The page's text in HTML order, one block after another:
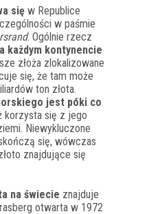
się w Republice
w paśmie
. Ogólnie rzecz
każdym kontynencie
złoża zlokalizowane
się, że tam może
ton złota.
jest póki co
korzysta się z jego
Niewykluczone
się, wówczas
znajdujące się
na świecie znajduje
otwarta w 1972